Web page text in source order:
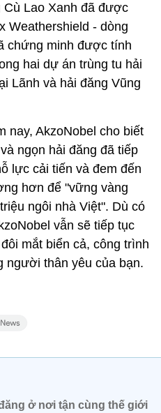
Lao Xanh đã được
Weathershield - dòng
chứng minh được tính
hai dự án trùng tu hải
Lãnh và hải đăng Vũng
nay, AkzoNobel cho biết
ngọn hải đăng đã tiếp
lực cải tiến và đem đến
hơn để "vững vàng
ngôi nhà Việt". Dù có
vẫn sẽ tiếp tục
mắt biển cả, công trình
người thân yêu của bạn.
ở nơi tận cùng thế giới